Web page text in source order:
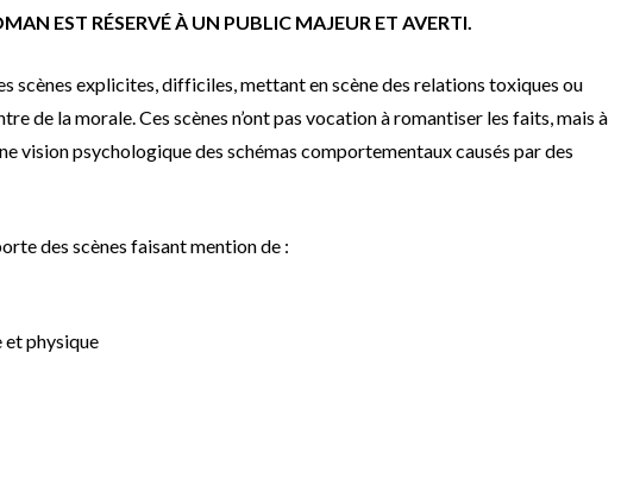
EST RÉSERVÉ À UN PUBLIC MAJEUR ET AVERTI.
scènes explicites, difficiles, mettant en scène des relations toxiques ou
de la morale. Ces scènes n’ont pas vocation à romantiser les faits, mais à
vision psychologique des schémas comportementaux causés par des
des scènes faisant mention de :
physique